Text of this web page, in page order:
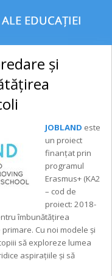
și
JOBLAND este
un proiect
finanțat prin
programul
Erasmus+ (KA2
– cod de
proiect: 2018-
îmbunătățirea
Cu noi modele și
să exploreze lumea
aspirațiile și să